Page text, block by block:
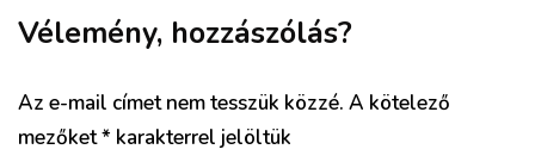
Vélemény, hozzászólás?
Az e-mail címet nem tesszük közzé. A kötelező
mezőket* karakterrel jelöltük